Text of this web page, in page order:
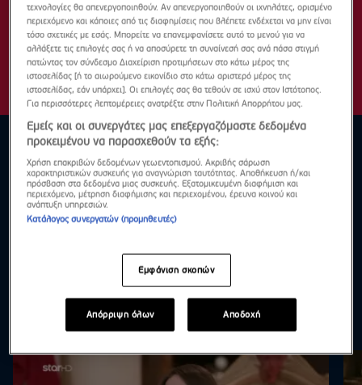
Highlights Δες τα όλα
τεχνολογίες θα απενεργοποιηθούν. Αν απενεργοποιηθούν οι ιχνηλάτες, ορισμένο
περιεχόμενο και κάποιες από τις διαφημίσεις που βλέπετε ενδέχεται να μην είναι
τόσο σχετικές με εσάς. Μπορείτε να επανεμφανίσετε αυτό το μενού για να
αλλάξετε τις επιλογές σας ή να αποσύρετε τη συναίνεσή σας ανά πάσα στιγμή
πατώντας τον σύνδεσμο Διαχείριση προτιμήσεων στο κάτω μέρος της
ιστοσελίδας [ή το αιωρούμενο εικονίδιο στο κάτω αριστερό μέρος της
ιστοσελίδας, εάν υπάρχει]. Οι επιλογές σας θα τεθούν σε ισχύ στον Ιστότοπος.
Για περισσότερες λεπτομέρειες ανατρέξτε στην Πολιτική Απορρήτου μας.
Εμείς και οι συνεργάτες μας επεξεργαζόμαστε δεδομένα
προκειμένου να παρασχεθούν τα εξής:
Χρήση επακριβών δεδομένων γεωεντοπισμού. Ακριβής σάρωση
χαρακτηριστικών συσκευής για αναγνώριση ταυτότητας. Αποθήκευση ή/και
πρόσβαση στα δεδομένα μιας συσκευής. Εξατομικευμένη διαφήμιση και
περιεχόμενο, μέτρηση διαφήμισης και περιεχομένου, έρευνα κοινού και
ανάπτυξη υπηρεσιών.
Κατάλογος συνεργατών (προμηθευτές)
Εμφάνιση σκοπών
Απόρριψη όλων Αποδοχή